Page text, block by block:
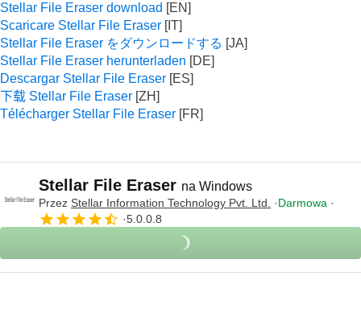
Stellar File Eraser download
Scaricare Stellar File Eraser
Stellar File Eraser をダウンロードする
Stellar File Eraser herunterladen
Descargar Stellar File Eraser
下载 Stellar File Eraser
Télécharger Stellar File Eraser
Stellar File Eraser na Windows
Przez Stellar Information Technology Pvt. Ltd.
Darmowa
5.0.0.8